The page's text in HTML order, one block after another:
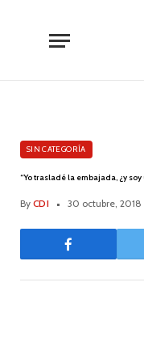
SIN CATEGORÍA
“Yo trasladé la embajada, ¿y soy
By CDI 30 octubre, 2018